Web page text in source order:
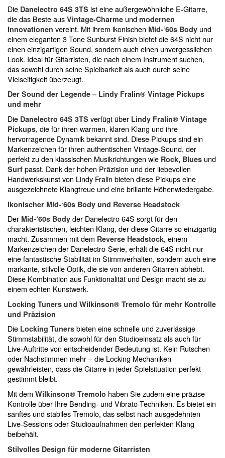
Die Danelectro 64S 3TS ist eine außergewöhnliche E-Gitarre,
die das Beste aus Vintage-Charme und modernen
Innovationen vereint. Mit ihrem ikonischen Mid-‘60s Body und
einem eleganten 3 Tone Sunburst Finish bietet die 64S nicht nur
einen einzigartigen Sound, sondern auch einen unvergesslichen
Look. Ideal für Gitarristen, die nach einem Instrument suchen,
das sowohl durch seine Spielbarkeit als auch durch seine
Vielseitigkeit überzeugt.
Der Sound der Legende – Lindy Fralin® Vintage Pickups
und mehr
Die Danelectro 64S 3TS verfügt über Lindy Fralin® Vintage
Pickups, die für ihren warmen, klaren Klang und ihre
hervorragende Dynamik bekannt sind. Diese Pickups sind ein
Markenzeichen für ihren authentischen Vintage-Sound, der
perfekt zu den klassischen Musikrichtungen wie Rock, Blues und
Surf passt. Dank der hohen Präzision und der liebevollen
Handwerkskunst von Lindy Fralin bieten diese Pickups eine
ausgezeichnete Klangtreue und eine brillante Höhenwiedergabe.
Ikonischer Mid-‘60s Body und Reverse Headstock
Der Mid-‘60s Body der Danelectro 64S sorgt für den
charakteristischen, leichten Klang, der diese Gitarre so einzigartig
macht. Zusammen mit dem Reverse Headstock, einem
Markenzeichen der Danelectro-Serie, erhält die 64S nicht nur
eine fantastische Stabilität im Stimmverhalten, sondern auch eine
markante, stilvolle Optik, die sie von anderen Gitarren abhebt.
Diese Kombination aus Funktionalität und Design macht sie zu
einem echten Kunstwerk.
Locking Tuners und Wilkinson® Tremolo für mehr Kontrolle
und Präzision
Die Locking Tuners bieten eine schnelle und zuverlässige
Stimmstabilität, die sowohl für den Studioeinsatz als auch für
Live-Auftritte von entscheidender Bedeutung ist. Kein Rutschen
oder Nachstimmen mehr – die Locking Mechaniken
gewährleisten, dass die Gitarre in jeder Spielsituation perfekt
gestimmt bleibt.
Mit dem Wilkinson® Tremolo haben Sie zudem eine präzise
Kontrolle über Ihre Bending- und Vibrato-Techniken. Es bietet ein
sanftes und stabiles Tremolo, das selbst nach ausgedehnten
Live-Sessions oder Studioaufnahmen den perfekten Klang
beibehält.
Stilvolles Design für moderne Gitarristen